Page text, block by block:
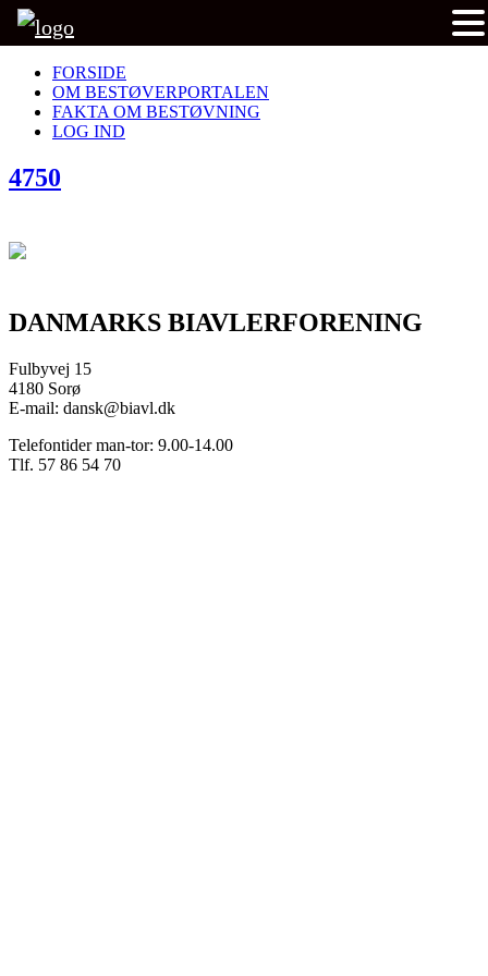
FORSIDE
OM BESTØVERPORTALEN
FAKTA OM BESTØVNING
LOG IND
4750
DANMARKS BIAVLERFORENING
Fulbyvej 15
4180 Sorø
E-mail: dansk@biavl.dk
Telefontider man-tor: 9.00-14.00
Tlf. 57 86 54 70